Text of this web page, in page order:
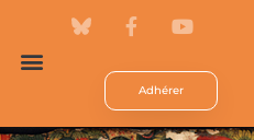
Adhérer